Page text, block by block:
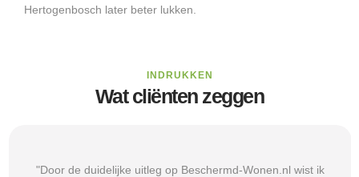
Hertogenbosch later beter lukken.
INDRUKKEN
Wat cliënten zeggen
"Door de duidelijke uitleg op Beschermd-Wonen.nl wist ik